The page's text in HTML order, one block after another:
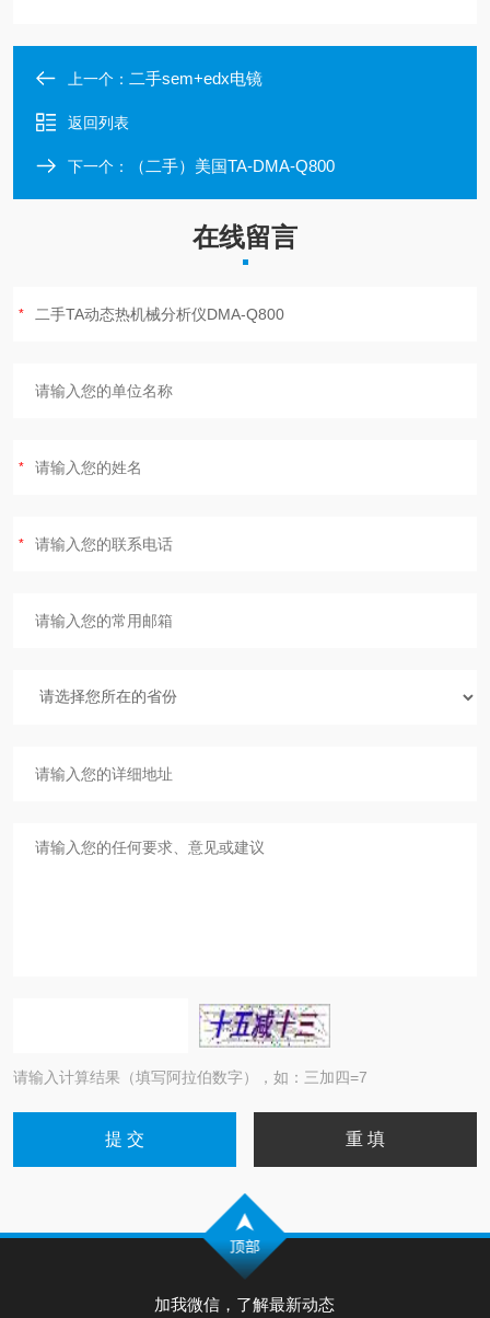
上一个： 二手sem+edx电镜
返回列表
下一个： （二手）美国TA-DMA-Q800
在线留言
请输入计算结果（填写阿拉伯数字），如：三加四=7
加我微信，了解最新动态